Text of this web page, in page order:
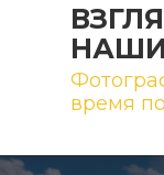
время